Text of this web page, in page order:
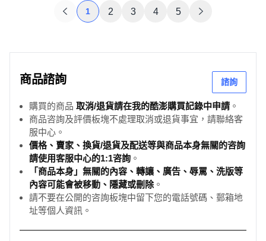
1 2 3 4 5
商品諮詢 諮詢
購買的商品 取消/退貨請在我的酷澎購買記錄中申請 。
商品咨詢及評價板塊不處理取消或退貨事宜，請聯絡客
服中心。
價格、賣家、換貨/退貨及配送等與商品本身無關的咨詢
請使用客服中心的1:1咨詢 。
「商品本身」無關的內容、轉讓、廣告、辱罵、洗版等
內容可能會被移動、隱藏或刪除。
請不要在公開的咨詢板塊中留下您的電話號碼、郵箱地
址等個人資訊。